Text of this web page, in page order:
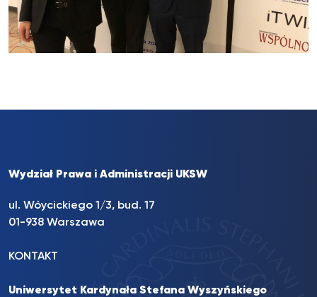
Wydział Prawa i Administracji UKSW
ul. Wóycickiego 1/3, bud. 17
01-938 Warszawa
KONTAKT
Uniwersytet Kardynała Stefana Wyszyńskiego